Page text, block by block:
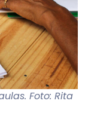
Foto: Rita